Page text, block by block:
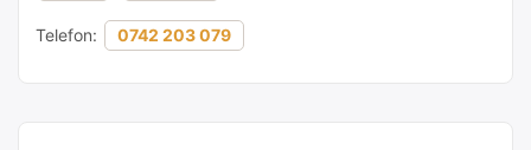
Telefon: 0742 203 079